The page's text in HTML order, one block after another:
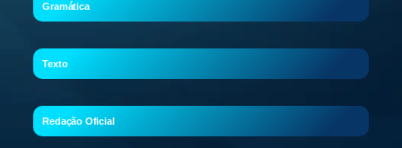
Gramática
Texto
Redação Oficial